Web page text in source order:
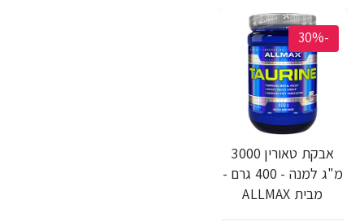
-30%
אבקת טאורין 3000
מ"ג למנה - 400 גרם -
מבית ALLMAX